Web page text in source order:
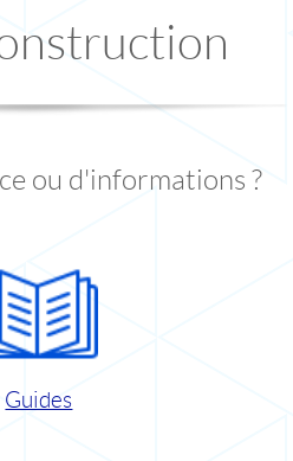
ou d'informations ?
Guides